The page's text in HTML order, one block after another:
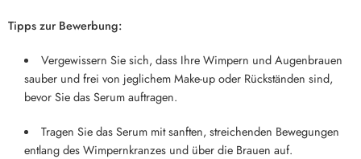
Tipps zur Bewerbung:
Vergewissern Sie sich, dass Ihre Wimpern und Augenbrauen
sauber und frei von jeglichem Make-up oder Rückständen sind,
bevor Sie das Serum auftragen.
Tragen Sie das Serum mit sanften, streichenden Bewegungen
entlang des Wimpernkranzes und über die Brauen auf.